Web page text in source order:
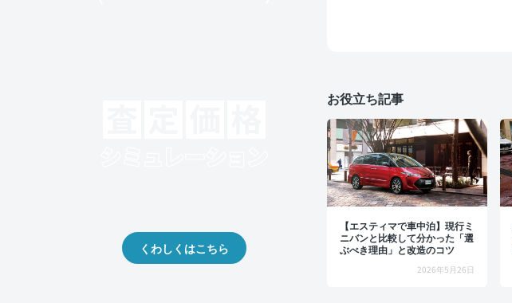
お役立ち記事
【エスティマで車中泊】現行ミ
ニバンと比較して分かった「選
ぶべき理由」と改造のコツ
2026年5月26日
くわしくはこちら